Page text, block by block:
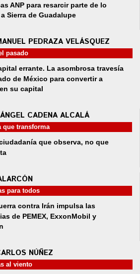
ANP para resarcir parte de lo
Sierra de Guadalupe
PEDRAZA VELÁSQUEZ
pasado
errante. La asombrosa travesía
de México para convertir a
su capital
CADENA ALCALÁ
que transforma
que observa, no que
para todos
contra Irán impulsa las
de PEMEX, ExxonMobil y
NÚÑEZ
al viento